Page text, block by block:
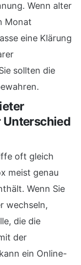
Wenn alter
Monat
eine Klärung
sollten die
Unterschied
oft gleich
meist genau
Wenn Sie
wechseln,
die die
der
ein Online-